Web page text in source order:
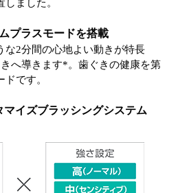
ました。
プラスモードを搭載
な2分間の心地よい動きが特長
へ導きます*。歯ぐきの健康を第
です。
イズブラッシングシステム